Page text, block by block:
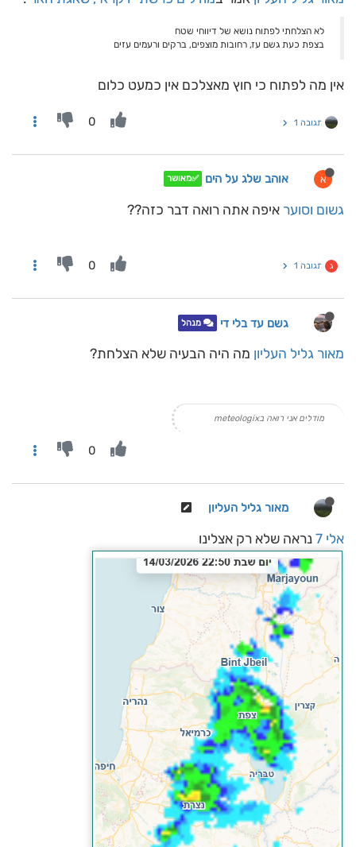
לא הצלחתי לפתוח נושא של דיווחי שטח
בצפת כעת גשם עז, רחובות מוצפים, ברקים ורעמים עזים
אין מה לפתוח כי חוץ מאצלכם אין כמעט כלום
תגובה 1 0
א אוהב שלג על הים ✅מאושר
גשום וסוער איפה אתה רואה דבר כזה??
ג תגובה 1 0
גשם עד בלי די מנהל
מאור גליל העליון מה היה הבעיה שלא הצלחת?
מודלים אני רואה בmeteologix
0
מאור גליל העליון
אלי 7 נראה שלא רק אצלינו